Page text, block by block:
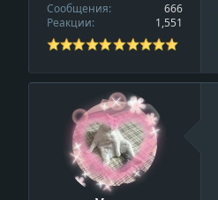
e
Сообщения
666
Реакции
1,551
v
i
e
w
_